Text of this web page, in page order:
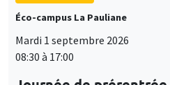
Éco-campus La Pauliane
Mardi 1 septembre 2026
08:30 à 17:00